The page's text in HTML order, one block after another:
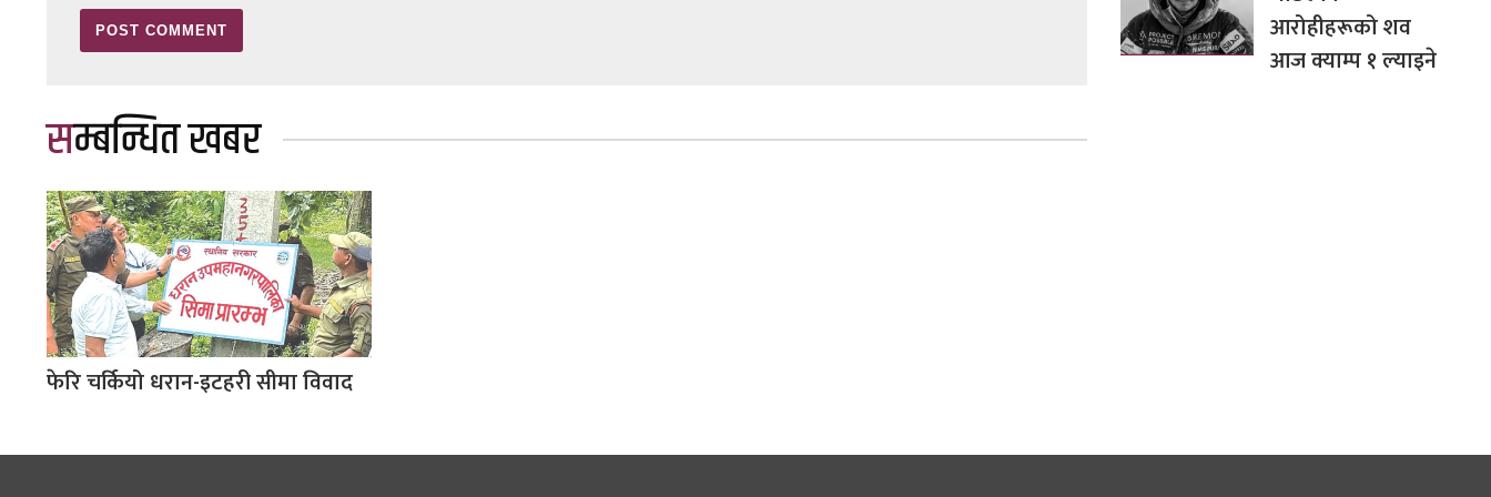
सम्बन्धित खबर
फेरि चर्कियो धरान-इटहरी सीमा विवाद
आरोहीहरूको शव
आज क्याम्प १ ल्याइने